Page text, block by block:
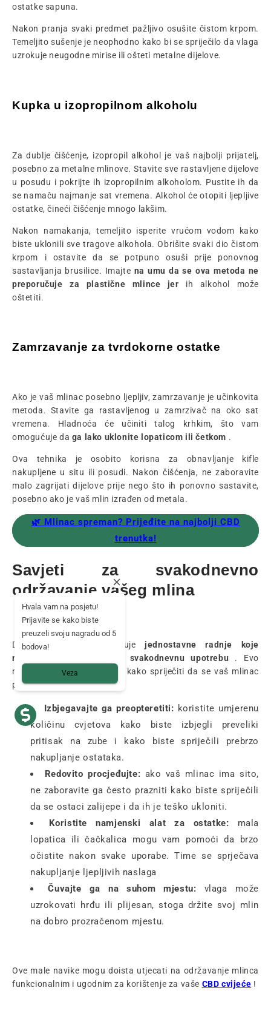
ostatke sapuna.
Nakon pranja svaki predmet pažljivo osušite čistom krpom.
Temeljito sušenje je neophodno kako bi se spriječilo da vlaga
uzrokuje neugodne mirise ili ošteti metalne dijelove.
Kupka u izopropilnom alkoholu
Za dublje čišćenje, izopropil alkohol je vaš najbolji prijatelj,
posebno za metalne mlinove. Stavite sve rastavljene dijelove
u posudu i pokrijte ih izopropilnim alkoholom. Pustite ih da
se namaču najmanje sat vremena. Alkohol će otopiti ljepljive
ostatke, čineći čišćenje mnogo lakšim.
Nakon namakanja, temeljito isperite vrućom vodom kako
biste uklonili sve tragove alkohola. Obrišite svaki dio čistom
krpom i ostavite da se potpuno osuši prije ponovnog
sastavljanja brusilice. Imajte na umu da se ova metoda ne
preporučuje za plastične mlince jer ih alkohol može
oštetiti.
Zamrzavanje za tvrdokorne ostatke
Ako je vaš mlinac posebno ljepljiv, zamrzavanje je učinkovita
metoda. Stavite ga rastavljenog u zamrzivač na oko sat
vremena. Hladnoća će učiniti talog krhkim, što vam
omogućuje da ga lako uklonite lopaticom ili četkom .
Ova tehnika je osobito korisna za obnavljanje kifle
nakupljene u situ ili posudi. Nakon čišćenja, ne zaboravite
malo zagrijati dijelove prije nego što ih ponovno sastavite,
posebno ako je vaš mlin izrađen od metala.
🌿 Mlinac spreman? Prijeđite na najbolji CBD
trenutka!
Savjeti za svakodnevno
održavanje vašeg mlina
Dobro održavanje uključujejednostavne radnje koje
možete uključiti u svoju svakodnevnu upotrebu . Evo
nekoliko praktičnih savjeta kako spriječiti da se vaš mlinac
prebrzo začepi:
Izbjegavajte ga preopteretiti: koristite umjerenu
količinu cvjetova kako biste izbjegli preveliki
pritisak na zube i kako biste spriječili prebrzo
nakupljanje ostataka.
Redovito procjeđujte: ako vaš mlinac ima sito,
ne zaboravite ga često prazniti kako biste spriječili
da se ostaci zalijepe i da ih je teško ukloniti.
Koristite namjenski alat za ostatke: mala
lopatica ili čačkalica mogu vam pomoći da brzo
očistite nakon svake uporabe. Time se sprječava
nakupljanje ljepljivih naslaga
Čuvajte ga na suhom mjestu: vlaga može
uzrokovati hrđu ili plijesan, stoga držite svoj mlin
na dobro prozračenom mjestu.
Ove male navike mogu doista utjecati na održavanje mlinca
funkcionalnim i ugodnim za korištenje za vaše CBD cvijeće !
Hvala vam na posjetu!
Prijavite se kako biste
preuzeli svoju nagradu od 5
bodova!
Veza